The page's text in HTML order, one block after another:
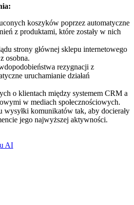
koszyków poprzez automatyczne
z produktami, które zostały w nich
strony głównej sklepu internetowego
osobna.
rezygnacji z
uruchamianie działań
o klientach między systemem CRM a
w mediach społecznościowych.
wysyłki komunikatów tak, aby docierały
jego najwyższej aktywności.
AI